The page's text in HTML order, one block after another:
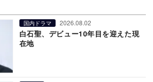
国内ドラマ 2026.08.02
白石聖、デビュー10年目を迎えた現
在地